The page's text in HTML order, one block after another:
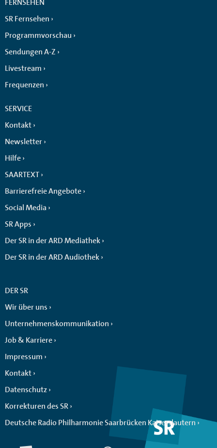
FERNSEHEN
SR Fernsehen
Programmvorschau
Sendungen A-Z
Livestream
Frequenzen
SERVICE
Kontakt
Newsletter
Hilfe
SAARTEXT
Barrierefreie Angebote
Social Media
SR Apps
Der SR in der ARD Mediathek
Der SR in der ARD Audiothek
DER SR
Wir über uns
Unternehmenskommunikation
Job & Karriere
Impressum
Kontakt
Datenschutz
Korrekturen des SR
Deutsche Radio Philharmonie Saarbrücken Kaiserslautern